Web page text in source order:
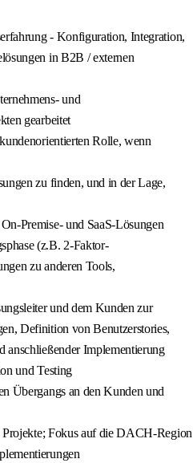
- Konfiguration, Integration,
in B2B / externen
und
gearbeitet
Rolle, wenn
zu finden, und in der Lage,
Premise- und SaaS-Lösungen
(z.B. 2-Faktor-
zu anderen Tools,
und dem Kunden zur
Definition von Benutzerstories,
anschließender Implementierung
und Testing
Übergangs an den Kunden und
Fokus auf die DACH-Region